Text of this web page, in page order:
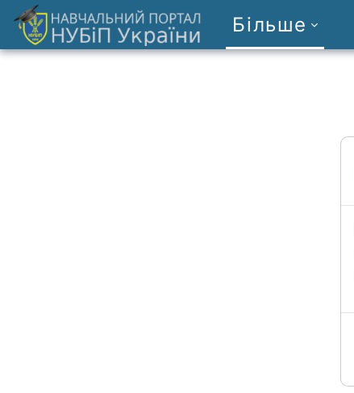
Перейти до головного вмісту
Більше